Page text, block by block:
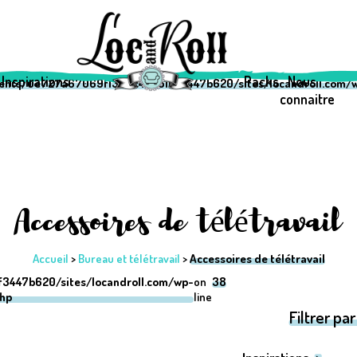
sites/locandroll.com/wp-content/
sites/locandroll.com/wp-content/
0e727a67069f1333c42a510f3447b620/sites/
Inspirations Packs Nous
connaitre
Accessoires de télétravail
Accueil > Bureau et télétravail >Accessoires de télétravail
sites/locandroll.com/wp-on
line
38
Filtrer par